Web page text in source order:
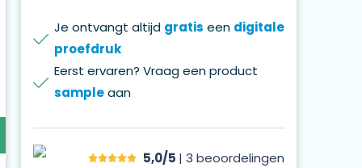
Je ontvangt altijd gratis een digitale
proefdruk
Eerst ervaren? Vraag een product
sampleaan
5,0/5 | 3 beoordelingen